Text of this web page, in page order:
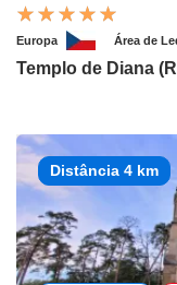
Europa Área de
Templo de Diana
Distância 4 km